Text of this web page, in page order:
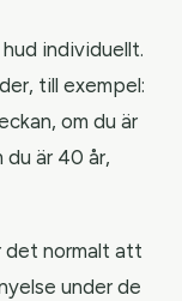
individuellt.
till exempel:
om du är
du är 40 år,
det normalt att
under de